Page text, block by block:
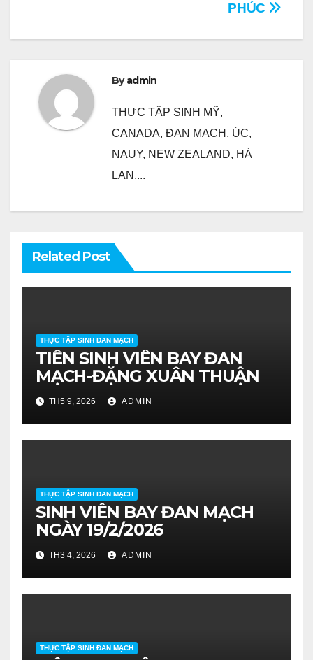
viết
PHÚC
Byadmin
THỰC TẬP SINH MỸ,
CANADA, ĐAN MẠCH, ÚC,
NAUY, NEW ZEALAND, HÀ
LAN,...
Related Post
THỰC TẬP SINH ĐAN MẠCH
TIỄN SINH VIÊN BAY ĐAN
MẠCH-ĐẶNG XUÂN THUẬN
TH5 9, 2026 ADMIN
THỰC TẬP SINH ĐAN MẠCH
SINH VIÊN BAY ĐAN MẠCH
NGÀY 19/2/2026
TH3 4, 2026 ADMIN
THỰC TẬP SINH ĐAN MẠCH